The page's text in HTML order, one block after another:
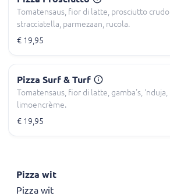
Tomatensaus, fior di latte, prosciutto crudo,
stracciatella, parmezaan, rucola.
€ 19,95
Pizza Surf & Turf
Tomatensaus, fior di latte, gamba's, ‘nduja,
limoencrème.
€ 19,95
Pizza wit
Pizza wit